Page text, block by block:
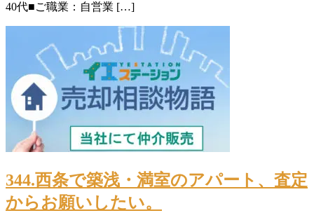
40代■ご職業：自営業 […]
344.西条で築浅・満室のアパート、査定
からお願いしたい。